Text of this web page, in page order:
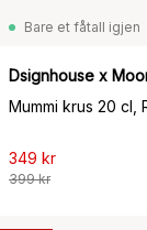
Bare et fåtall igjen
Dsignhouse x
Mummi krus 20 cl,
349 kr
399 kr